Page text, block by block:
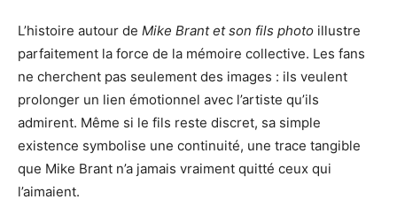
L’histoire autour de Mike Brant et son fils photo illustre
parfaitement la force de la mémoire collective. Les fans
ne cherchent pas seulement des images : ils veulent
prolonger un lien émotionnel avec l’artiste qu’ils
admirent. Même si le fils reste discret, sa simple
existence symbolise une continuité, une trace tangible
que Mike Brant n’a jamais vraiment quitté ceux qui
l’aimaient.